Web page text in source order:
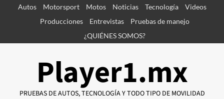
SaltarAutos Motorsport Motos Noticias Tecnología
Videos
Producciones
Entrevistas
Pruebas de manejo
¿QUIÉNES SOMOS?
Player1.mx
PRUEBAS DE AUTOS, TECNOLOGÍA Y TODO TIPO DE MOVILIDAD